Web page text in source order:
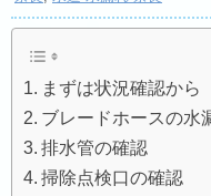
まずは状況確認から
ブレードホースの水
排水管の確認
掃除点検口の確認